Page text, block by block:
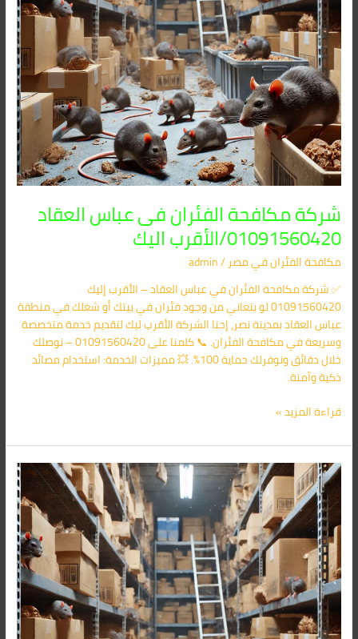
شركة مكافحة الفئران فى عباس العقاد
01091560420/الأقرب اليك
مكافحة الفئران​ في مصر/
admin
✅ شركة مكافحة الفئران في عباس العقاد – الأقرب إليك
01091560420 لو بتعاني من وجود فئران في بيتك أو شغلك في منطقة
عباس العقاد بمدينة نصر، إحنا الشركة الأقرب ليك لتقديم خدمة متخصصة
وسريعة في مكافحة الفئران. 📞 كلمنا على 01091560420 – نوصلك
خلال دقائق ونوفرلك حماية 100%. 💥 مميزات الخدمة: استخدام مصائد
ذكية وآمنة.
اليك
قراءة المزيد »
شركة
مكافحة
الفئران
فى
مدينة
نصر
الأقرب
اليك